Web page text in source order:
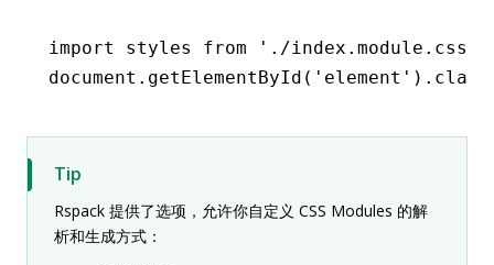
import styles from './index.module.css'
document .getElementById ( 'element'
Tip
Rspack 提供了选项，允许你自定义 CSS Modules 的解
析和生成方式：